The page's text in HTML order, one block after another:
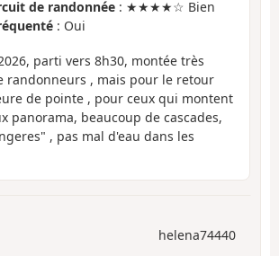
de randonnée : ★★★★☆ Bien
: Oui
parti vers 8h30, montée très
randonneurs , mais pour le retour
de pointe , pour ceux qui montent
panorama, beaucoup de cascades,
, pas mal d'eau dans les
helena74440